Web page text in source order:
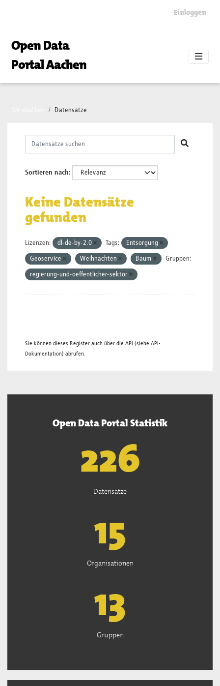
Einloggen
Open Data
Portal Aachen
Datensätze
Sortieren nach
Keine Datensätze
gefunden
Lizenzen: dl-de-by-2.0 Tags: Entsorgung
Geoservice Weihnachten Baum Gruppen:
regierung-und-oeffentlicher-sektor
Sie können dieses Register auch über die API (siehe API-
Dokumentation) abrufen.
Open Data Portal Statistik
226
Datensätze
15
Organisationen
13
Gruppen